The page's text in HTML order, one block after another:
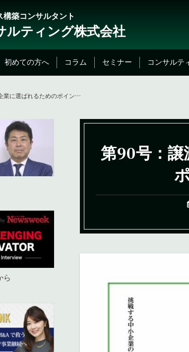
築コンサルタント
ルティング株式会社
初めての方へ コラム セミナー コンサルテ
第90号：譲渡企業に選ばれるためのポイントとは？
第90号：
ら